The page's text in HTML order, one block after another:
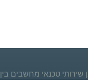
טכנאי מחשבים בין